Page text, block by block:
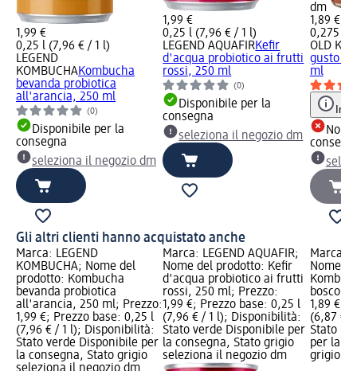
1,99 €
0,25 l (7,96 € / 1 l)
LEGEND
KOMBUCHAKombucha
bevanda probiotica
all'arancia, 250 ml
(0)
Disponibile per la
consegna
seleziona il negozio dm
1,99 €
0,25 l (7,96 € / 1 l)
LEGEND AQUAFIRKefir
d'acqua probiotico ai frutti
rossi, 250 ml
(0)
Disponibile per la
consegna
seleziona il negozio dm
dm
1,89 €
0,275 l
OLD
gusto
ml
Non
Gli altri clienti hanno acquistato anche
Marca: LEGEND
KOMBUCHA; Nome del
prodotto: Kombucha
bevanda probiotica
all'arancia, 250 ml; Prezzo:
1,99 €; Prezzo base: 0,25 l
(7,96 € / 1 l); Disponibilità:
Stato verde Disponibile per
la consegna, Stato grigio
seleziona il negozio dm
Marca: LEGEND AQUAFIR;
Nome del prodotto: Kefir
d'acqua probiotico ai frutti
rossi, 250 ml; Prezzo:
1,99 €; Prezzo base: 0,25 l
(7,96 € / 1 l); Disponibilità:
Stato verde Disponibile per
la consegna, Stato grigio
seleziona il negozio dm
Marca:
Nome
bosco,
1,89 €;
(6,87 €
Stato
per la
grigio